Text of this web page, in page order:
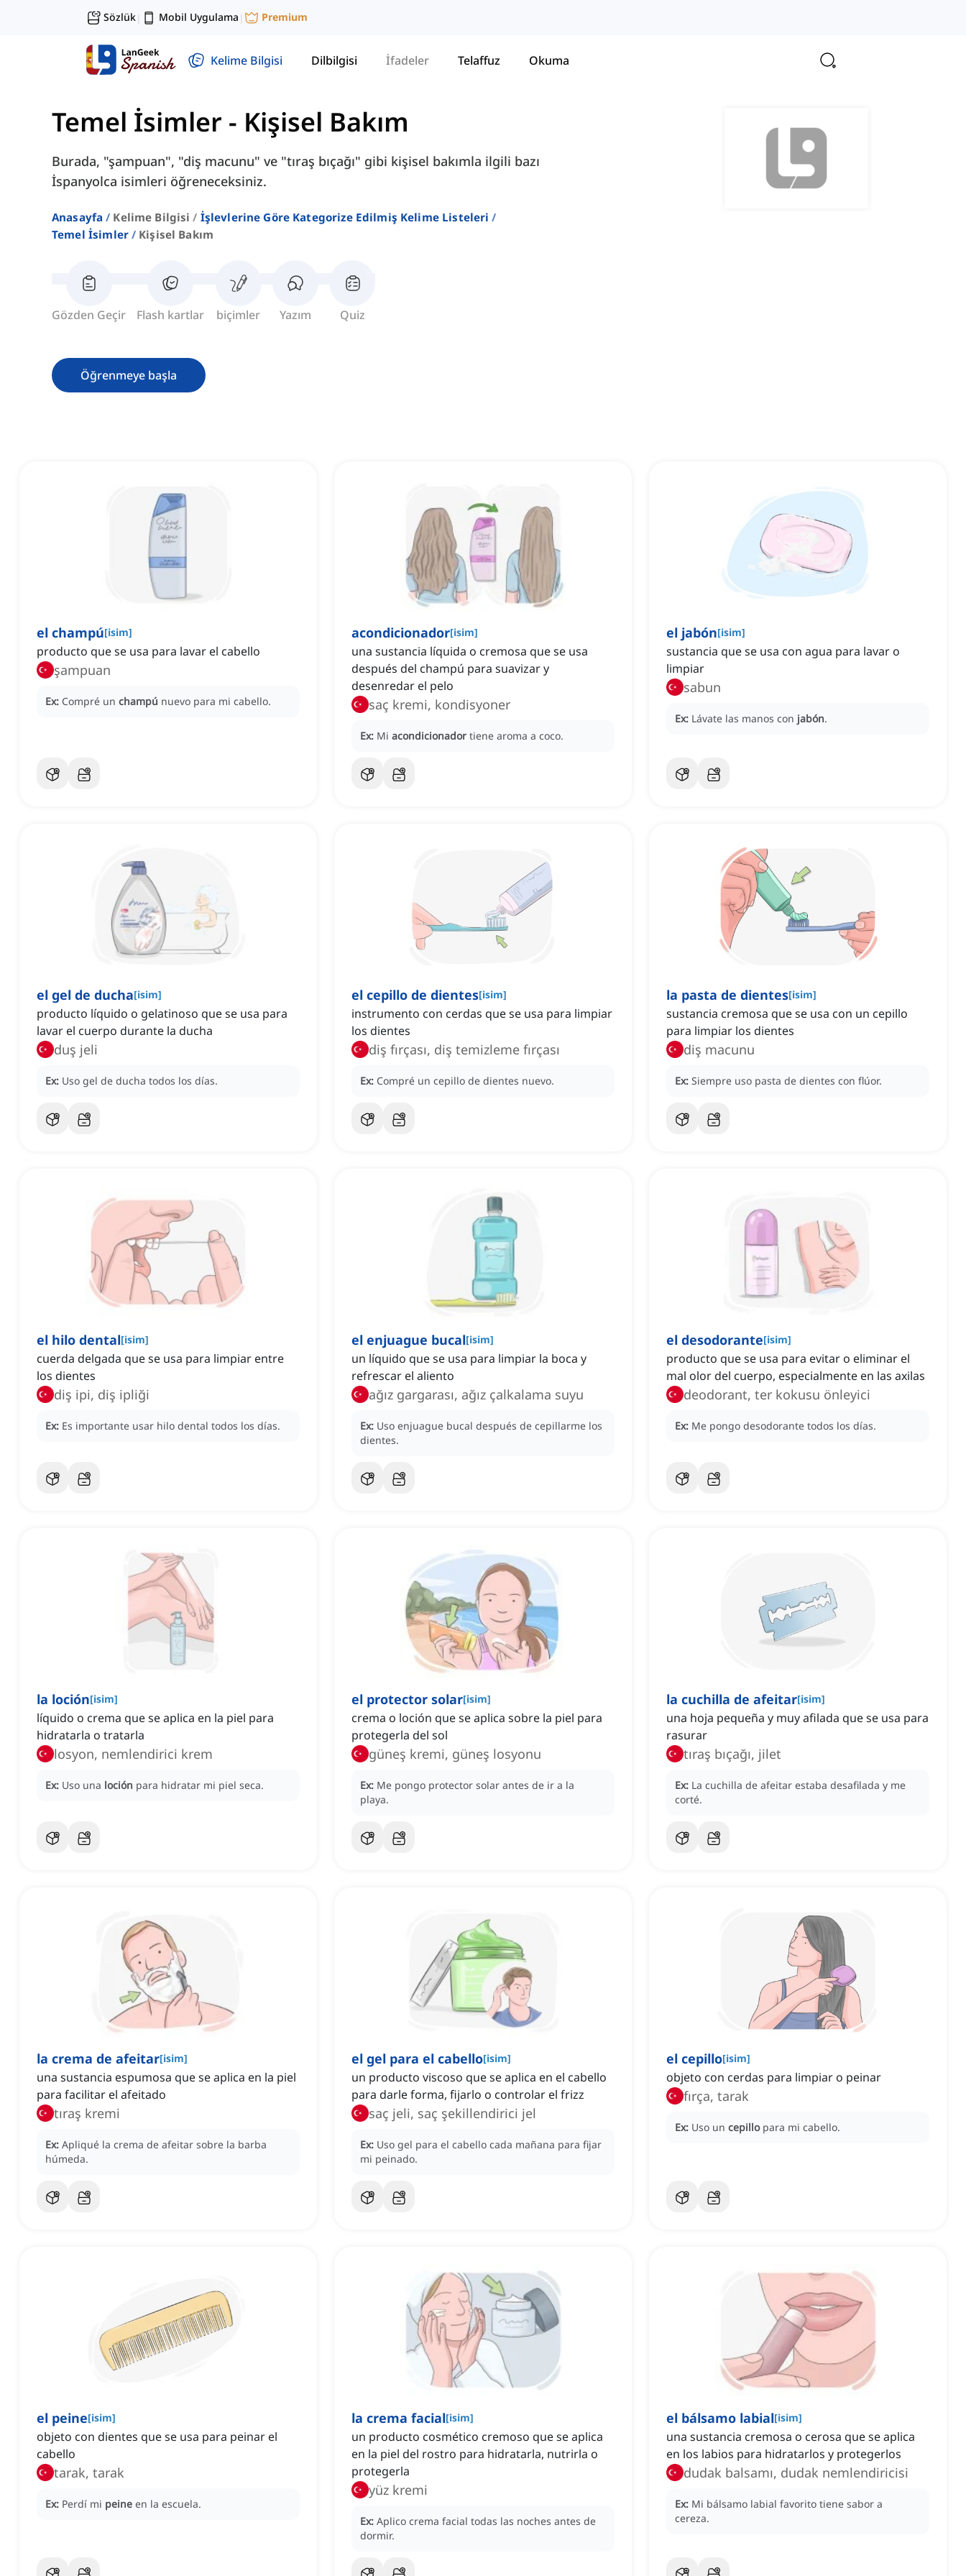
Sözlük| Mobil Uygulama | Premium
Kelime Bilgisi Dilbilgisi İfadeler Telaffuz Okuma
Temel İsimler - Kişisel Bakım
Burada, "şampuan", "diş macunu" ve "tıraş bıçağı" gibi kişisel bakımla ilgili bazı
İspanyolca isimleri öğreneceksiniz.
Anasayfa Kelime Bilgisi
İşlevlerine Göre Kategorize Edilmiş Kelime Listeleri
Temel İsimler
Kişisel Bakım
Gözden Geçir Flash kartlar biçimler Yazım Quiz
Öğrenmeye başla
el champú[isim]
producto que se usa para lavar el cabello
şampuan
Ex: Compré un champú nuevo para mi cabello.
acondicionador[isim]
una sustancia líquida o cremosa que se usa
después del champú para suavizar y
desenredar el pelo
saç kremi, kondisyoner
Ex: Mi acondicionador tiene aroma a coco.
el jabón[isim]
sustancia que se usa con agua para lavar o
limpiar
sabun
Ex: Lávate las manos con jabón.
el gel de ducha[isim]
producto líquido o gelatinoso que se usa para
lavar el cuerpo durante la ducha
duş jeli
Ex: Uso gel de ducha todos los días.
el cepillo de dientes[isim]
instrumento con cerdas que se usa para limpiar
los dientes
diş fırçası, diş temizleme fırçası
Ex: Compré un cepillo de dientes nuevo.
la pasta de dientes[isim]
sustancia cremosa que se usa con un cepillo
para limpiar los dientes
diş macunu
Ex: Siempre uso pasta de dientes con flúor.
el hilo dental[isim]
cuerda delgada que se usa para limpiar entre
los dientes
diş ipi, diş ipliği
Ex: Es importante usar hilo dental todos los días.
el enjuague bucal[isim]
un líquido que se usa para limpiar la boca y
refrescar el aliento
ağız gargarası, ağız çalkalama suyu
Ex: Uso enjuague bucal después de cepillarme los
dientes.
el desodorante[isim]
producto que se usa para evitar o eliminar el
mal olor del cuerpo, especialmente en las axilas
deodorant, ter kokusu önleyici
Ex: Me pongo desodorante todos los días.
la loción[isim]
líquido o crema que se aplica en la piel para
hidratarla o tratarla
losyon, nemlendirici krem
Ex: Uso una loción para hidratar mi piel seca.
el protector solar[isim]
crema o loción que se aplica sobre la piel para
protegerla del sol
güneş kremi, güneş losyonu
Ex: Me pongo protector solar antes de ir a la
playa.
la cuchilla de afeitar[isim]
una hoja pequeña y muy afilada que se usa para
rasurar
tıraş bıçağı, jilet
Ex: La cuchilla de afeitar estaba desafilada y me
corté.
la crema de afeitar[isim]
una sustancia espumosa que se aplica en la piel
para facilitar el afeitado
tıraş kremi
Ex: Apliqué la crema de afeitar sobre la barba
húmeda.
el gel para el cabello[isim]
un producto viscoso que se aplica en el cabello
para darle forma, fijarlo o controlar el frizz
saç jeli, saç şekillendirici jel
Ex: Uso gel para el cabello cada mañana para fijar
mi peinado.
el cepillo[isim]
objeto con cerdas para limpiar o peinar
fırça, tarak
Ex: Uso un cepillo para mi cabello.
el peine[isim]
objeto con dientes que se usa para peinar el
cabello
tarak, tarak
Ex: Perdí mi peine en la escuela.
la crema facial[isim]
un producto cosmético cremoso que se aplica
en la piel del rostro para hidratarla, nutrirla o
protegerla
yüz kremi
Ex: Aplico crema facial todas las noches antes de
dormir.
el bálsamo labial[isim]
una sustancia cremosa o cerosa que se aplica
en los labios para hidratarlos y protegerlos
dudak balsamı, dudak nemlendiricisi
Ex: Mi bálsamo labial favorito tiene sabor a
cereza.